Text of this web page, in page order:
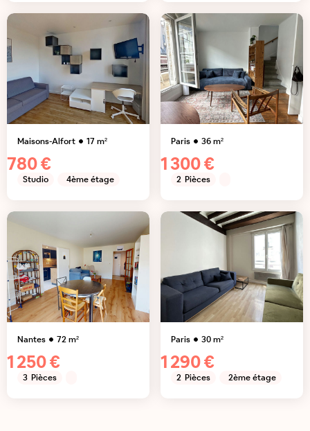
Maisons-Alfort 17m²
780 €
Studio 4ème étage
Paris 36m²
1 300 €
2 Pièces
Nantes 72m²
1 250 €
3 Pièces
Paris 30m²
1 290 €
2 Pièces 2ème étage